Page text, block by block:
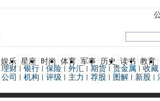
娱乐 星座 时尚 体育 军事 历史 读书 教育
理财 银行 保险 外汇 期货 贵金属 收藏
公司 机构 评级 主力 荐股 图解 新股